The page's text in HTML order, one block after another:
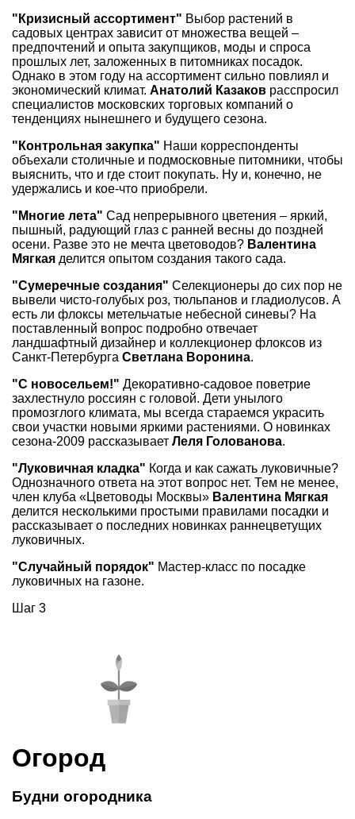
"Кризисный ассортимент" Выбор растений в
садовых центрах зависит от множества вещей –
предпочтений и опыта закупщиков, моды и спроса
прошлых лет, заложенных в питомниках посадок.
Однако в этом году на ассортимент сильно повлиял и
экономический климат. Анатолий Казаков расспросил
специалистов московских торговых компаний о
тенденциях нынешнего и будущего сезона.
"Контрольная закупка" Наши корреспонденты
объехали столичные и подмосковные питомники, чтобы
выяснить, что и где стоит покупать. Ну и, конечно, не
удержались и кое-что приобрели.
"Многие лета" Сад непрерывного цветения – яркий,
пышный, радующий глаз с ранней весны до поздней
осени. Разве это не мечта цветоводов? Валентина
Мягкая делится опытом создания такого сада.
"Сумеречные создания" Селекционеры до сих пор не
вывели чисто-голубых роз, тюльпанов и гладиолусов. А
есть ли флоксы метельчатые небесной синевы? На
поставленный вопрос подробно отвечает
ландшафтный дизайнер и коллекционер флоксов из
Санкт-Петербурга Светлана Воронина.
"С новосельем!" Декоративно-садовое поветрие
захлестнуло россиян с головой. Дети унылого
промозглого климата, мы всегда стараемся украсить
свои участки новыми яркими растениями. О новинках
сезона-2009 рассказывает Леля Голованова.
"Луковичная кладка" Когда и как сажать луковичные?
Однозначного ответа на этот вопрос нет. Тем не менее,
член клуба «Цветоводы Москвы» Валентина Мягкая
делится несколькими простыми правилами посадки и
рассказывает о последних новинках раннецветущих
луковичных.
"Случайный порядок" Мастер-класс по посадке
луковичных на газоне.
Шаг 3
Огород
Будни огородника